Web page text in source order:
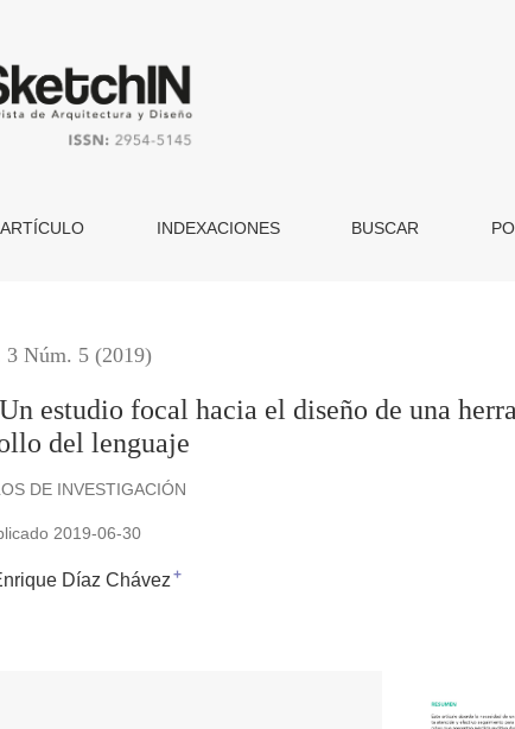
diseño de una herramienta para el desarrollo del lenguaje
INDEXACIONES BUSCAR
3 Núm. 5 (2019)
estudio focal hacia el diseño de una
del lenguaje
DE INVESTIGACIÓN
2019-06-30
Díaz Chávez +